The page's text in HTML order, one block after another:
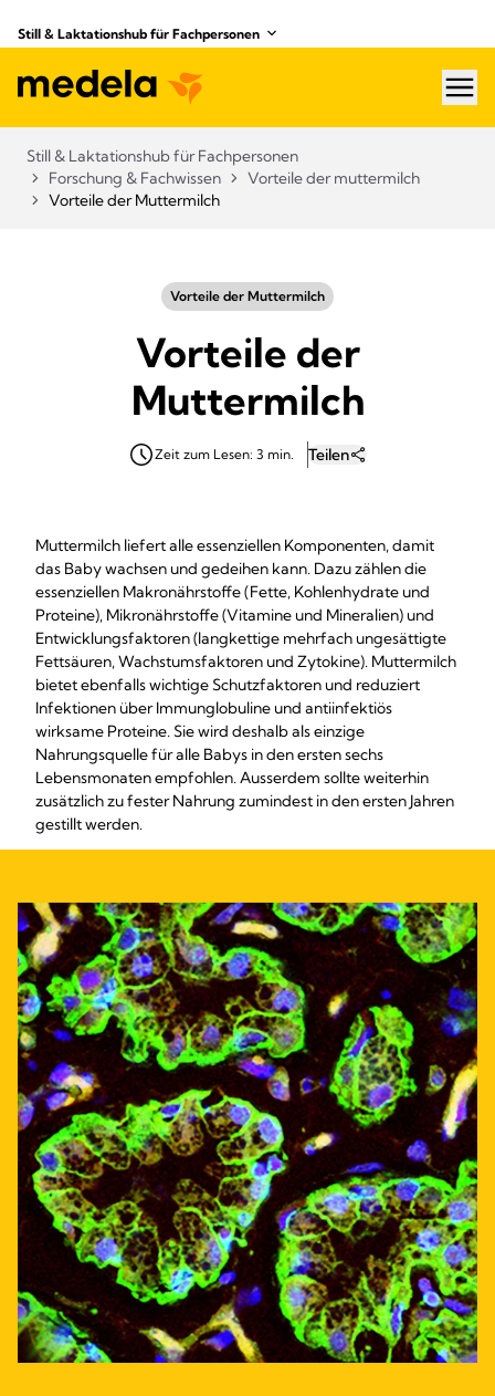
Still & Laktationshub für Fachpersonen
Still & Laktationshub für Fachpersonen
Forschung & Fachwissen
Vorteile der muttermilch
Vorteile der Muttermilch
Vorteile der Muttermilch
Vorteile der
Muttermilch
Zeit zum Lesen: 3 min. Teilen
Muttermilch liefert alle essenziellen Komponenten, damit
das Baby wachsen und gedeihen kann. Dazu zählen die
essenziellen Makronährstoffe (Fette, Kohlenhydrate und
Proteine), Mikronährstoffe (Vitamine und Mineralien) und
Entwicklungsfaktoren (langkettige mehrfach ungesättigte
Fettsäuren, Wachstumsfaktoren und Zytokine). Muttermilch
bietet ebenfalls wichtige Schutzfaktoren und reduziert
Infektionen über Immunglobuline und antiinfektiös
wirksame Proteine. Sie wird deshalb als einzige
Nahrungsquelle für alle Babys in den ersten sechs
Lebensmonaten empfohlen. Ausserdem sollte weiterhin
zusätzlich zu fester Nahrung zumindest in den ersten Jahren
gestillt werden.